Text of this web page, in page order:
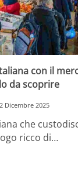
con il
da scoprire
2 Dicembre 2025
che
ricco di…